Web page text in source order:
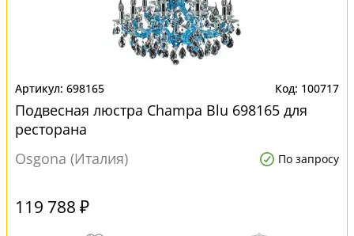
698165 100717
Подвесная люстра Champa Blu 698165 для
ресторана
Osgona (Италия)
По запросу
119 788 ₽